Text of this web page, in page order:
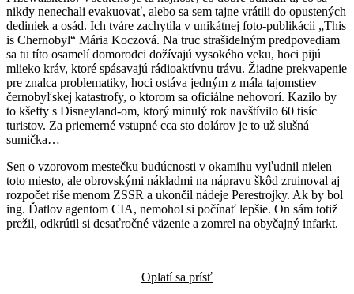
nikdy nenechali evakuovať, alebo sa sem tajne vrátili do opustených
dediniek a osád. Ich tváre zachytila v unikátnej foto-publikácii „This
is Chernobyl“ Mária Koczová. Na truc strašidelným predpovediam
sa tu títo osamelí domorodci dožívajú vysokého veku, hoci pijú
mlieko kráv, ktoré spásavajú rádioaktívnu trávu. Žiadne prekvapenie
pre znalca problematiky, hoci ostáva jedným z mála tajomstiev
černobyľskej katastrofy, o ktorom sa oficiálne nehovorí. Kazilo by
to kšefty s Disneyland-om, ktorý minulý rok navštívilo 60 tisíc
turistov. Za priemerné vstupné cca sto dolárov je to už slušná
sumička…
Sen o vzorovom mestečku budúcnosti v okamihu vyľudnil nielen
toto miesto, ale obrovskými nákladmi na nápravu škôd zruinoval aj
rozpočet ríše menom ZSSR a ukončil nádeje Perestrojky. Ak by bol
ing. Ďatlov agentom CIA, nemohol si počínať lepšie. On sám totiž
prežil, odkrútil si desaťročné väzenie a zomrel na obyčajný infarkt.
Oplatí sa prísť